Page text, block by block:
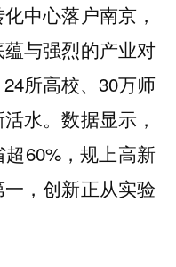
中心落户南京，
与强烈的产业对
所高校、30万师
水。数据显示，
60%，规上高新
，创新正从实验